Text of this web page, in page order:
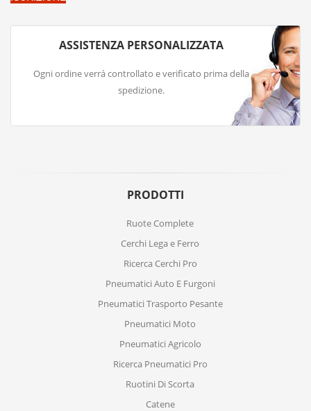
ASSISTENZA PERSONALIZZATA
Ogni ordine verrá controllato e verificato prima della
spedizione.
PRODOTTI
Ruote Complete
Cerchi Lega e Ferro
Ricerca Cerchi Pro
Pneumatici Auto E Furgoni
Pneumatici Trasporto Pesante
Pneumatici Moto
Pneumatici Agricolo
Ricerca Pneumatici Pro
Ruotini Di Scorta
Catene